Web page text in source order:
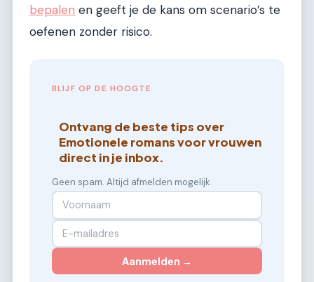
bepalen en geeft je de kans om scenario’s te
oefenen zonder risico.
BLIJF OP DE HOOGTE
Ontvang de beste tips over
Emotionele romans voor vrouwen
direct in je inbox.
Geen spam. Altijd afmelden mogelijk.
Aanmelden →